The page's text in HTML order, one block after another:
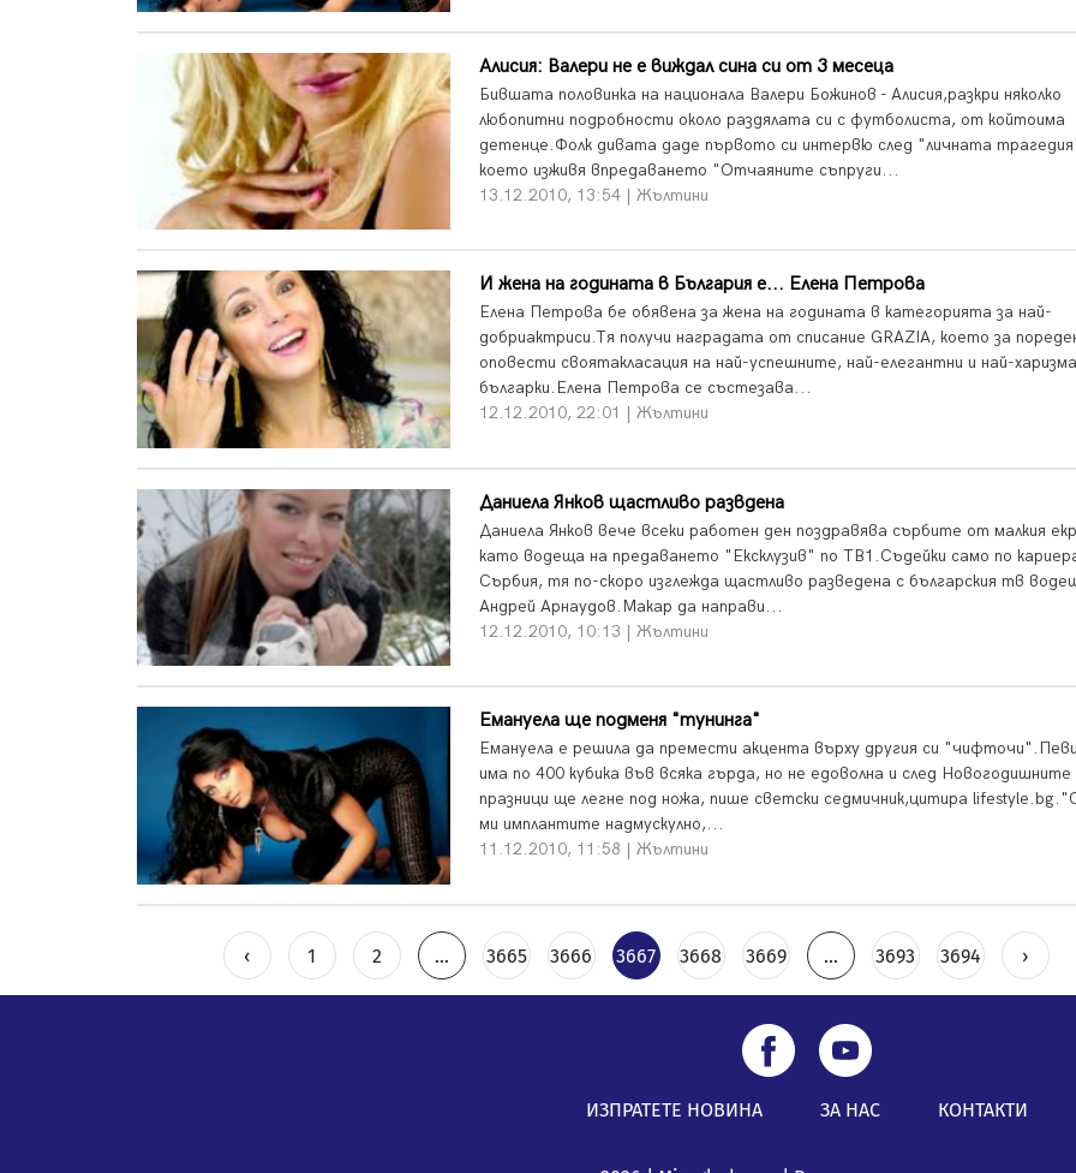
Алисия: Валери не е виждал сина си от 3 месеца
Бившата половинка на национала Валери Божинов - Алисия,разкри няколко
любопитни подробности около раздялата си с футболиста, от койтоима
детенце.Фолк дивата даде първото си интервю след "личната
което изживя впредаването "Отчаяните съпруги...
13.12.2010, 13:54 | Жълтини
И жена на годината в България е... Елена Петрова
Елена Петрова бе обявена за жена на годината в категорията за най-
добриактриси.Тя получи наградата от списание GRAZIA, което за
оповести своятакласация на най-успешните, най-елегантни и най-
българки.Елена Петрова се състезава...
12.12.2010, 22:01 | Жълтини
Даниела Янков щастливо развдена
Даниела Янков вече всеки работен ден поздравява сърбите от малкия
като водеща на предаването "Ексклузив" по ТВ1.Съдейки само по
Сърбия, тя по-скоро изглежда щастливо разведена с българския тв
Андрей Арнаудов.Макар да направи...
12.12.2010, 10:13 | Жълтини
Емануела ще подменя "тунинга"
Емануела е решила да премести акцента върху другия си
има по 400 кубика във всяка гърда, но не едоволна и след Новогодишните
празници ще легне под ножа, пише светски седмичник,цитира
ми имплантите надмускулно,...
11.12.2010, 11:58 | Жълтини
‹ 1 2 ... 3665 3666 3667 3668 3669 ... 3693 3694 ›
ИЗПРАТЕТЕ НОВИНА ЗА НАС КОНТАКТИ